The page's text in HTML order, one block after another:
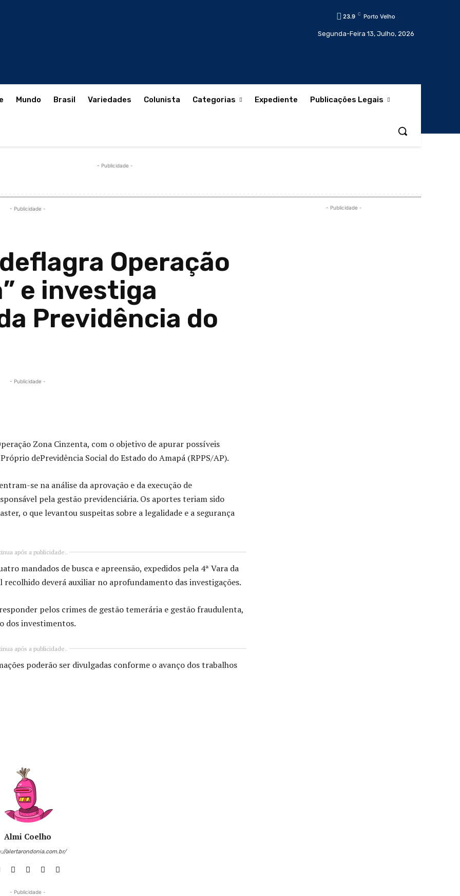
23.9 C Porto Velho
Segunda-Feira 13, Julho, 2026
Mundo Brasil Variedades Colunista Categorias Expediente Publicações Legais
- Publicidade -
- Publicidade -
Operação
e investiga
Previdência do
- Publicidade -
Zona Cinzenta, com o objetivo de apurar possíveis
dePrevidência Social do Estado do Amapá (RPPS/AP).
se na análise da aprovação e da execução de
pela gestão previdenciária. Os aportes teriam sido
o que levantou suspeitas sobre a legalidade e a segurança
após a publicidade..
mandados de busca e apreensão, expedidos pela 4ª Vara da
deverá auxiliar no aprofundamento das investigações.
pelos crimes de gestão temerária e gestão fraudulenta,
dos investimentos.
após a publicidade..
poderão ser divulgadas conforme o avanço dos trabalhos
Almi Coelho
alertarondonia.com.br/
- Publicidade -
- Publicidade -